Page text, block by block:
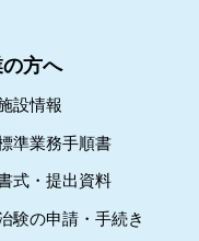
方へ
設情報
準業務手順書
式・提出資料
験の申請・手続き